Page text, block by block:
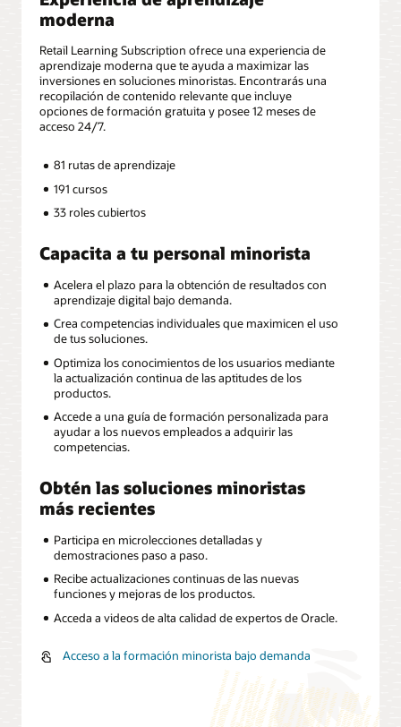
moderna
Retail Learning Subscription ofrece una experiencia de
aprendizaje moderna que te ayuda a maximizar las
inversiones en soluciones minoristas. Encontrarás una
recopilación de contenido relevante que incluye
opciones de formación gratuita y posee 12 meses de
acceso 24/7.
81 rutas de aprendizaje
191 cursos
33 roles cubiertos
Capacita a tu personal minorista
Acelera el plazo para la obtención de resultados con
aprendizaje digital bajo demanda.
Crea competencias individuales que maximicen el uso
de tus soluciones.
Optimiza los conocimientos de los usuarios mediante
la actualización continua de las aptitudes de los
productos.
Accede a una guía de formación personalizada para
ayudar a los nuevos empleados a adquirir las
competencias.
Obtén las soluciones minoristas
más recientes
Participa en microlecciones detalladas y
demostraciones paso a paso.
Recibe actualizaciones continuas de las nuevas
funciones y mejoras de los productos.
Acceda a videos de alta calidad de expertos de Oracle.
Acceso a la formación minorista bajo demanda